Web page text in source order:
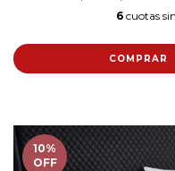
6 cuotas
COMPRAR
10%
OFF